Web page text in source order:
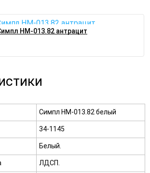
НМ-013.82 антрацит
Симпл НМ-013.82 белый
34-1145
Белый.
ЛДСП.